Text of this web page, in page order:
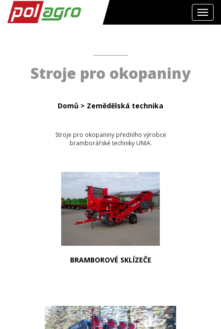
Stroje pro okopaniny
Domů > Zemědělská technika
Stroje pro okopaniny předního výrobce
bramborářské techniky UNIA.
BRAMBOROVÉ SKLÍZEČE